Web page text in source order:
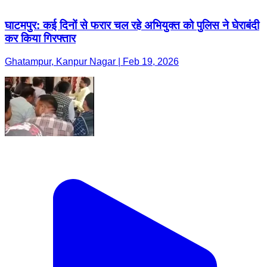
घाटमपुर: कई दिनों से फरार चल रहे अभियुक्त को पुलिस ने घेराबंदी
कर किया गिरफ्तार
Ghatampur, Kanpur Nagar | Feb 19, 2026